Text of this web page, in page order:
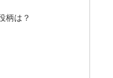
柄は？